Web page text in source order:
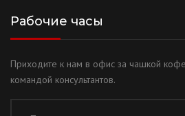
Рабочие часы
Приходите к нам в офис за чашкой
командой консультантов.